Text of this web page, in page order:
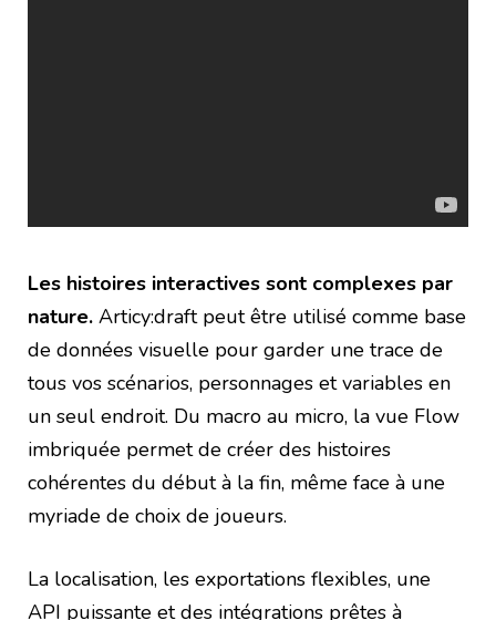
Les histoires interactives sont complexes par
nature. Articy:draft peut être utilisé comme base
de données visuelle pour garder une trace de
tous vos scénarios, personnages et variables en
un seul endroit. Du macro au micro, la vue Flow
imbriquée permet de créer des histoires
cohérentes du début à la fin, même face à une
myriade de choix de joueurs.
La localisation, les exportations flexibles, une
API puissante et des intégrations prêtes à